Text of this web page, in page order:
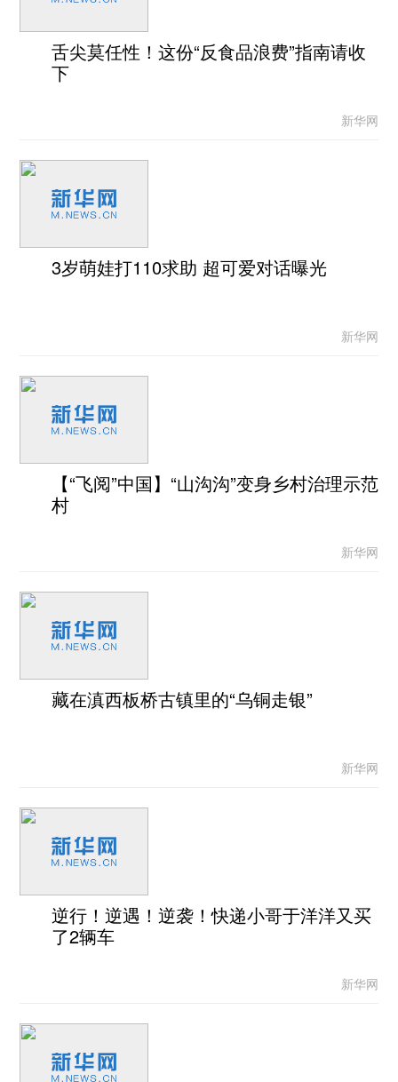
舌尖莫任性！这份“反食品浪费”指南请收
下
新华网
3岁萌娃打110求助 超可爱对话曝光
新华网
【“飞阅”中国】“山沟沟”变身乡村治理示范
村
新华网
藏在滇西板桥古镇里的“乌铜走银”
新华网
逆行！逆遇！逆袭！快递小哥于洋洋又买
了2辆车
新华网